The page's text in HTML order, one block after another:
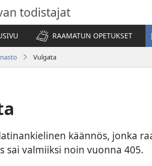
todistajat
RAAMATUN OPETUKSET
Vulgata
käännös, jonka
sai valmiiksi noin vuonna 405.